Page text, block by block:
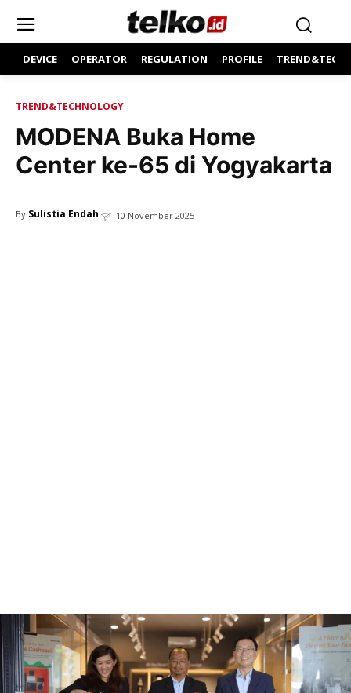
DEVICE OPERATOR REGULATION PROFILE
TREND&TECHNOLOGY
MODENA Buka Home
Center ke-65 di Yogyakarta
By Sulistia Endah 10 November 2025